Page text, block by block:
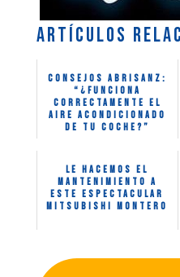
Artículos
CONSEJOS ABRISANZ:
“¿Funciona
correctamente el
aire acondicionado
de tu coche?”
Le hacemos el
mantenimiento a
este espectacular
Mitsubishi Montero